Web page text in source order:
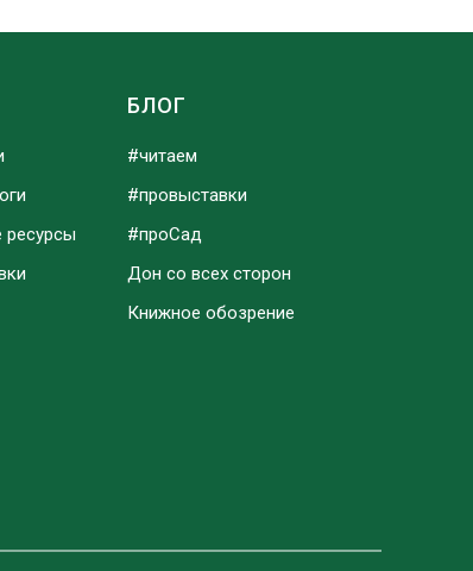
ресурсы
БЛОГ
#читаем
#провыставки
#проСад
Дон со всех сторон
Книжное обозрение